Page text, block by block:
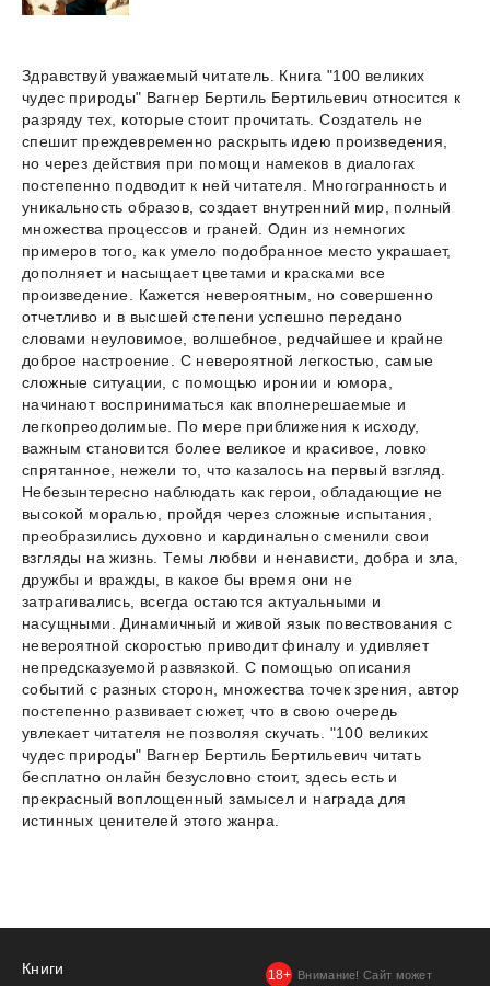
Здравствуй уважаемый читатель. Книга "100 великих
чудес природы" Вагнер Бертиль Бертильевич относится к
разряду тех, которые стоит прочитать. Создатель не
спешит преждевременно раскрыть идею произведения,
но через действия при помощи намеков в диалогах
постепенно подводит к ней читателя. Многогранность и
уникальность образов, создает внутренний мир, полный
множества процессов и граней. Один из немногих
примеров того, как умело подобранное место украшает,
дополняет и насыщает цветами и красками все
произведение. Кажется невероятным, но совершенно
отчетливо и в высшей степени успешно передано
словами неуловимое, волшебное, редчайшее и крайне
доброе настроение. С невероятной легкостью, самые
сложные ситуации, с помощью иронии и юмора,
начинают восприниматься как вполнерешаемые и
легкопреодолимые. По мере приближения к исходу,
важным становится более великое и красивое, ловко
спрятанное, нежели то, что казалось на первый взгляд.
Небезынтересно наблюдать как герои, обладающие не
высокой моралью, пройдя через сложные испытания,
преобразились духовно и кардинально сменили свои
взгляды на жизнь. Темы любви и ненависти, добра и зла,
дружбы и вражды, в какое бы время они не
затрагивались, всегда остаются актуальными и
насущными. Динамичный и живой язык повествования с
невероятной скоростью приводит финалу и удивляет
непредсказуемой развязкой. С помощью описания
событий с разных сторон, множества точек зрения, автор
постепенно развивает сюжет, что в свою очередь
увлекает читателя не позволяя скучать. "100 великих
чудес природы" Вагнер Бертиль Бертильевич читать
бесплатно онлайн безусловно стоит, здесь есть и
прекрасный воплощенный замысел и награда для
истинных ценителей этого жанра.
Книги
Внимание! Сайт может